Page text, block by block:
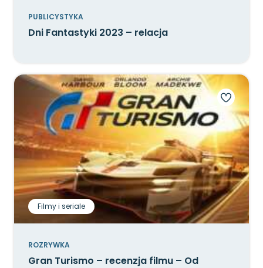
PUBLICYSTYKA
Dni Fantastyki 2023 – relacja
Filmy i seriale
ROZRYWKA
Gran Turismo – recenzja filmu – Od